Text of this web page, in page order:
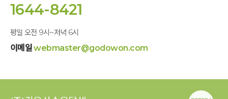
1644-8421
평일 오전 9시~저녁 6시
이메일webmaster@godowon.com